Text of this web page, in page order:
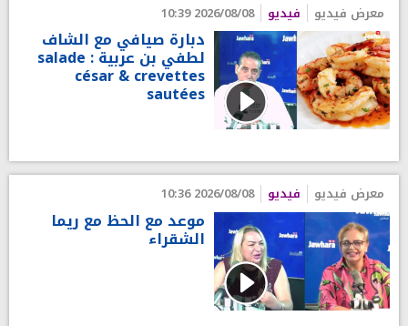
معرض فيديو فيديو 2026/08/08 10:39
دبارة صيافي مع الشاف
لطفي بن عربية : salade
césar & crevettes
sautées
معرض فيديو فيديو 2026/08/08 10:36
موعد مع الحظ مع ريما
الشقراء